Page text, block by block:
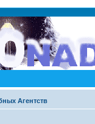
Агентств